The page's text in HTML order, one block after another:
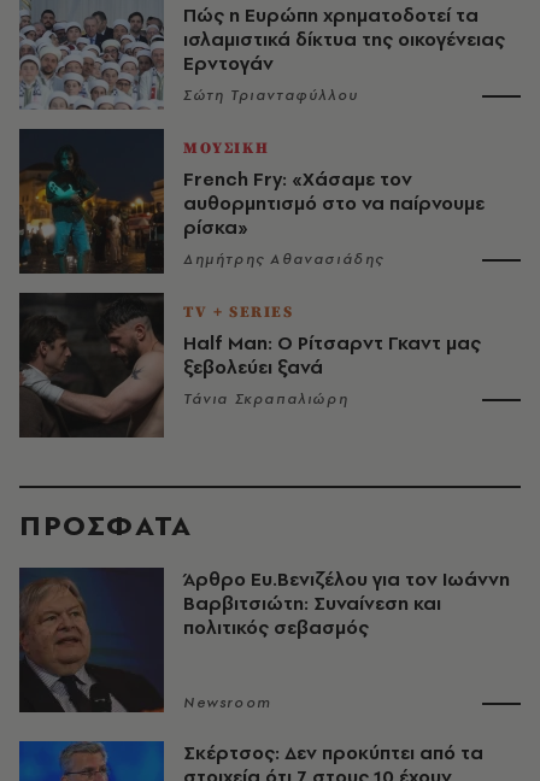
Πώς η Ευρώπη χρηματοδοτεί τα
ισλαμιστικά δίκτυα της οικογένειας
Ερντογάν
Σώτη Τριανταφύλλου
ΜΟΥΣΙΚΗ
French Fry: «Χάσαμε τον
αυθορμητισμό στο να παίρνουμε
ρίσκα»
Δημήτρης Αθανασιάδης
TV + SERIES
Half Man: Ο Ρίτσαρντ Γκαντ μας
ξεβολεύει ξανά
Τάνια Σκραπαλιώρη
ΠΡΟΣΦΑΤΑ
Άρθρο Ευ.Βενιζέλου για τον Iωάννη
Βαρβιτσιώτη: Συναίνεση και
πολιτικός σεβασμός
Newsroom
Σκέρτσος: Δεν προκύπτει από τα